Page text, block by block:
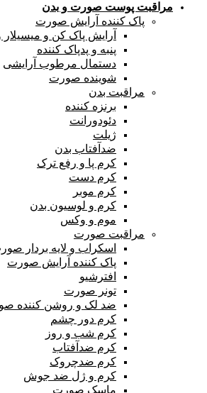
مراقبت پوست صورت و بدن
پاک کننده آرایش صورت
آرایش پاک کن و
پنبه و پدپاک کننده
دستمال مرطوب آرایشی
شوینده صورت
مراقبت بدن
برنزه کننده
دئودورانت
ژیلت
ضدآفتاب بدن
کرم پا و رفع ترک
کرم دست
کرم موبر
کرم و لوسیون بدن
موم و وکس
مراقبت صورت
اسکراب و لایه بردار
پاک کننده آرایش صورت
افترشیو
تونر صورت
ضد لک و روشن کننده
کرم دور چشم
کرم شب و روز
کرم ضدآفتاب
کرم ضدچروک
کرم و ژل ضد جوش
ماسک صورت